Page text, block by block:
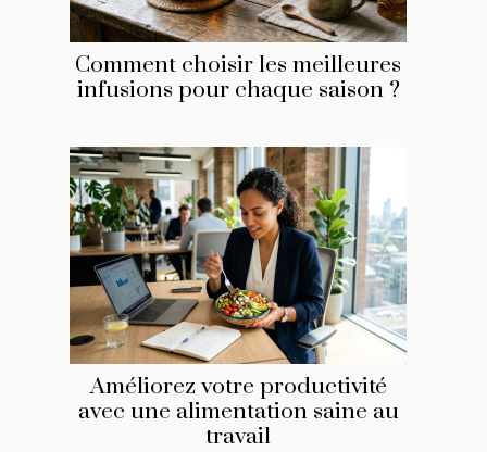
Comment choisir les meilleures
infusions pour chaque saison ?
Améliorez votre productivité
avec une alimentation saine au
travail